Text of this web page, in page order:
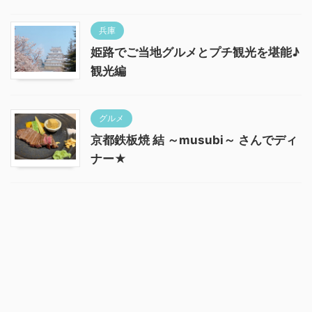
兵庫
姫路でご当地グルメとプチ観光を堪能♪
観光編
グルメ
京都鉄板焼 結 ～musubi～ さんでディ
ナー★